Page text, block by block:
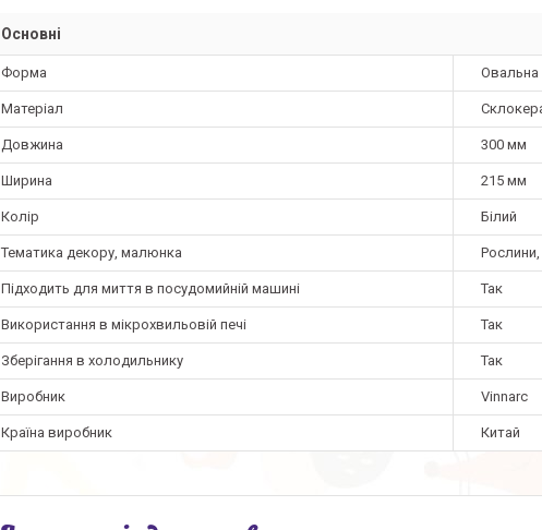
Основні
Форма Овальна
Матеріал
Довжина 300 мм
Ширина 215 мм
Колір Білий
Тематика декору, малюнка Рослини,
Підходить для миття в посудомийній машині Так
Використання в мікрохвильовій печі Так
Зберігання в холодильнику Так
Виробник Vinnarc
Країна виробник Китай